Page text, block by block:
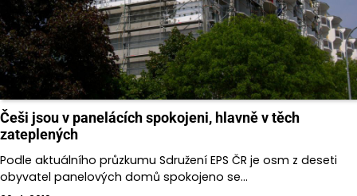
Češi jsou v panelácích spokojeni, hlavně v těch
zateplených
Podle aktuálního průzkumu Sdružení EPS ČR je osm z deseti
obyvatel panelových domů spokojeno se…